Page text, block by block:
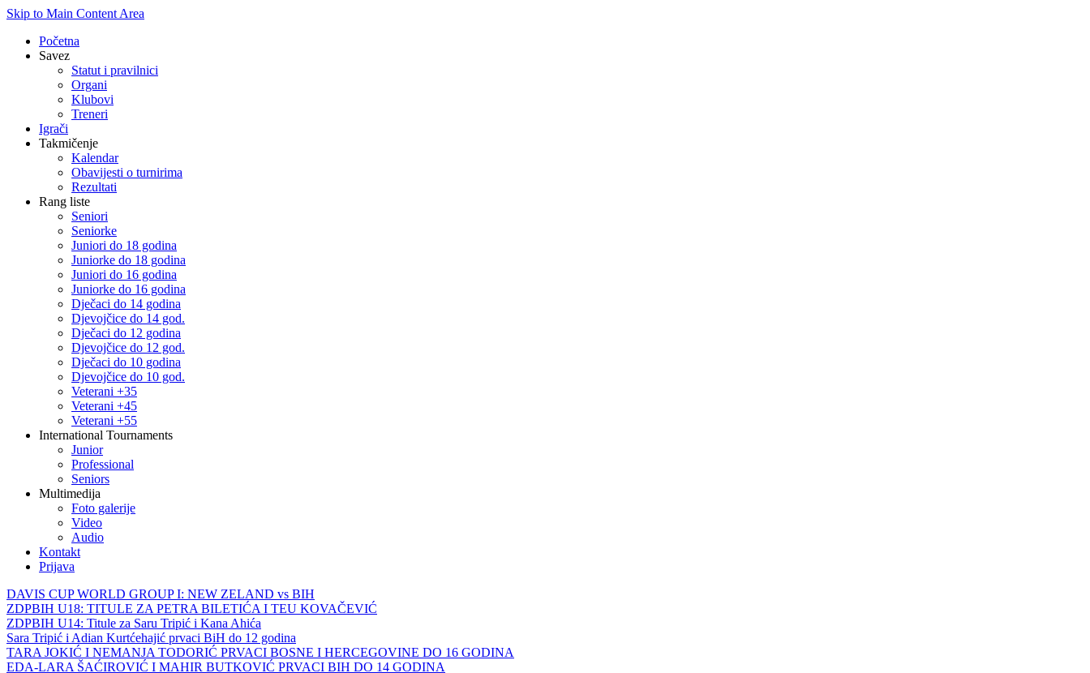
Skip to Main Content Area
Početna
Savez
Statut i pravilnici
Organi
Klubovi
Treneri
Igrači
Takmičenje
Kalendar
Obavijesti o turnirima
Rezultati
Rang liste
Seniori
Seniorke
Juniori do 18 godina
Juniorke do 18 godina
Juniori do 16 godina
Juniorke do 16 godina
Dječaci do 14 godina
Djevojčice do 14 god.
Dječaci do 12 godina
Djevojčice do 12 god.
Dječaci do 10 godina
Djevojčice do 10 god.
Veterani +35
Veterani +45
Veterani +55
International Tournaments
Junior
Professional
Seniors
Multimedija
Foto galerije
Video
Audio
Kontakt
Prijava
DAVIS CUP WORLD GROUP I: NEW ZELAND vs BIH
ZDPBIH U18: TITULE ZA PETRA BILETIĆA I TEU KOVAČEVIĆ
ZDPBIH U14: Titule za Saru Tripić i Kana Ahića
Sara Tripić i Adian Kurtćehajić prvaci BiH do 12 godina
TARA JOKIĆ I NEMANJA TODORIĆ PRVACI BOSNE I HERCEGOVINE DO 16 GODINA
EDA-LARA ŠAĆIROVIĆ I MAHIR BUTKOVIĆ PRVACI BIH DO 14 GODINA